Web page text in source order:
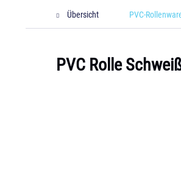
Übersicht PVC-
PVC Rolle